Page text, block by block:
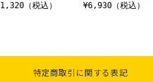
¥6,930（税込）
（税込）
特定商取引に関する表記